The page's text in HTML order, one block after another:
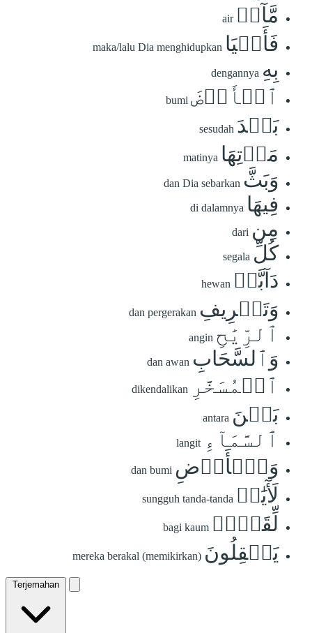
مَّآءٖ air
فَأَحۡيَا maka/lalu Dia menghidupkan
بِهِ dengannya
ٱلۡأَرۡضَ bumi
بَعۡدَ sesudah
مَوۡتِهَا matinya
وَبَثَّ dan Dia sebarkan
فِيهَا di dalamnya
مِن dari
كُلِّ segala
دَآبَّةٖ hewan
وَتَصۡرِيفِ dan pergerakan
ٱلرِّيَٰحِ angin
وَٱلسَّحَابِ dan awan
ٱلۡمُسَخَّرِ dikendalikan
بَيۡنَ antara
ٱلسَّمَآءِ langit
وَٱلۡأَرۡضِ dan bumi
لَأٓيَٰتٖ sungguh tanda-tanda
لِّقَوۡمٖ bagi kaum
يَعۡقِلُونَ mereka berakal (memikirkan)
Terjemahan